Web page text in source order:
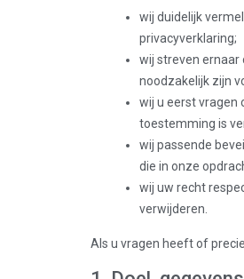
wij duidelijk
privacyverklaring;
wij streven ernaar
noodzakelijk zijn
wij u eerst vragen
toestemming is
wij passende
die in onze
wij uw recht
verwijderen.
Als u vragen heeft of